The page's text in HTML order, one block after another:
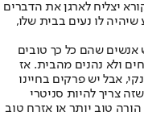
יצליח לארגן את הדברים
שיהיה לו נעים בבית שלו,
שהם כל כך טובים
ולא נהנים מהבית. אז
אבל יש פרקים בחיינו
צריך להיות סניטרי
טוב יותר או אזרח טוב